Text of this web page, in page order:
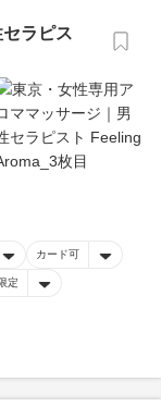
ラピス
カード可
定